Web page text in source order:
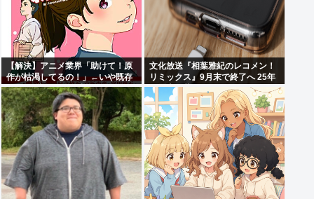
【解決】アニメ業界「助けて！原
作が枯渇してるの！」←いや既存
作品の2期やったら良いよね？
文化放送『相葉雅紀のレコメン！
リミックス』9月末で終了へ 25年
の歴史に幕